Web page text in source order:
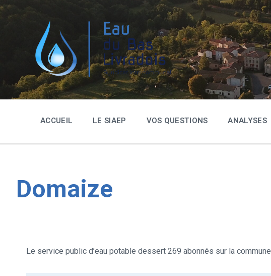
ACCUEIL LE SIAEP VOS QUESTIONS ANALYSES
Domaize
Le service public d’eau potable dessert 269 abonnés sur la commune